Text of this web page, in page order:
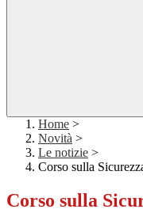
Home >
Novità >
Le notizie >
Corso sulla
Corso sulla